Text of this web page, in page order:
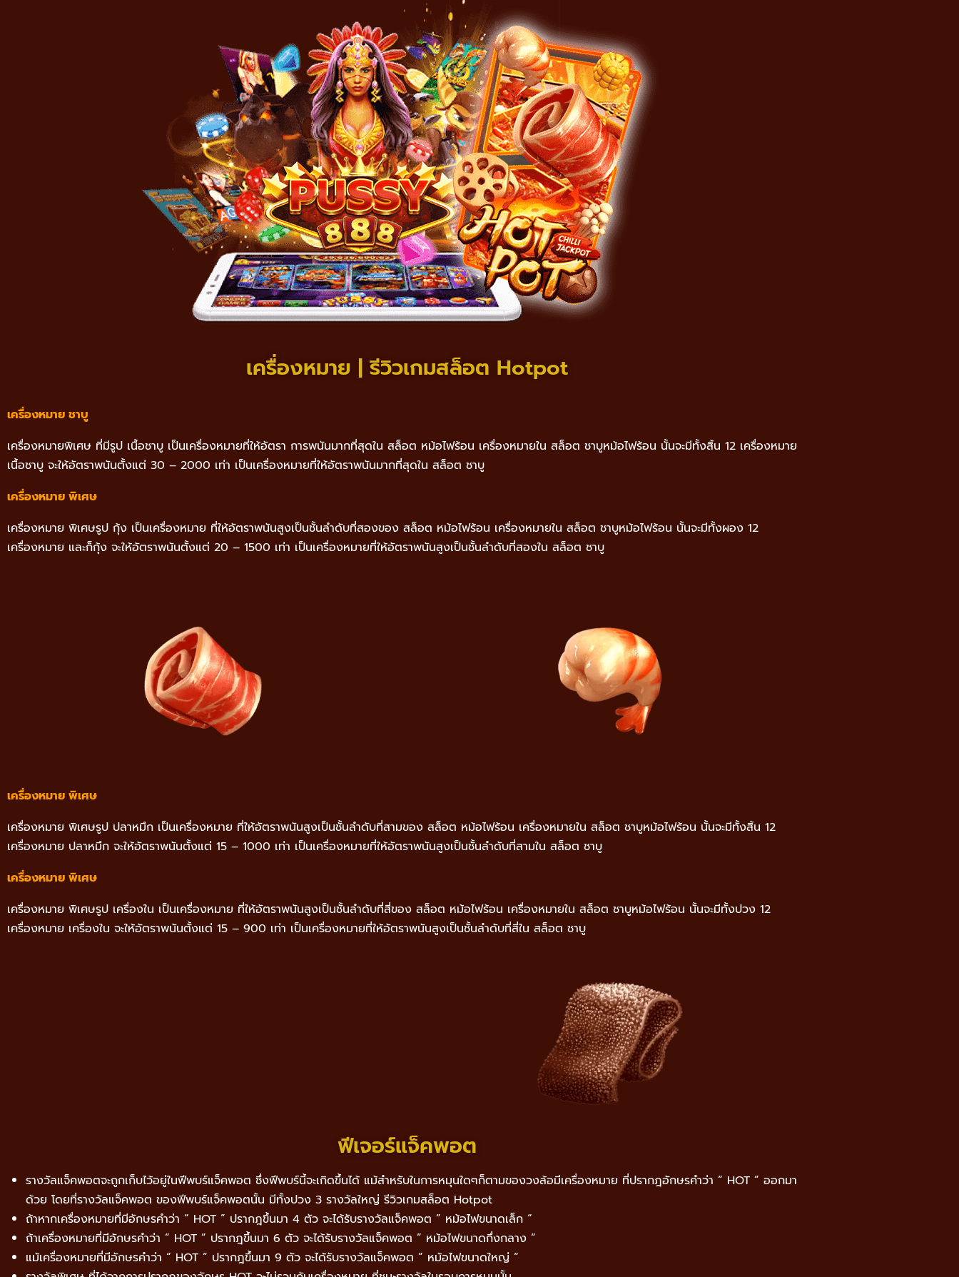
เครื่องหมาย | รีวิวเกมสล็อต Hotpot
เครื่องหมาย ชาบู
เครื่องหมายพิเศษ ที่มีรูป เนื้อชาบู เป็นเครื่องหมายที่ให้อัตรา การพนันมากที่สุดใน สล็อต หม้อไฟร้อน เครื่องหมายใน สล็อต ชาบูหม้อไฟร้อน นั้นจะมีทั้งสิ้น 12 เครื่องหมาย
เนื้อชาบู จะให้อัตราพนันตั้งแต่ 30 – 2000 เท่า เป็นเครื่องหมายที่ให้อัตราพนันมากที่สุดใน สล็อต ชาบู
เครื่องหมาย พิเศษ
เครื่องหมาย พิเศษรูป กุ้ง เป็นเครื่องหมาย ที่ให้อัตราพนันสูงเป็นชั้นลำดับที่สองของ สล็อต หม้อไฟร้อน เครื่องหมายใน สล็อต ชาบูหม้อไฟร้อน นั้นจะมีทั้งผอง 12
เครื่องหมาย และก็กุ้ง จะให้อัตราพนันตั้งแต่ 20 – 1500 เท่า เป็นเครื่องหมายที่ให้อัตราพนันสูงเป็นชั้นลำดับที่สองใน สล็อต ชาบู
เครื่องหมาย พิเศษ
เครื่องหมาย พิเศษรูป ปลาหมึก เป็นเครื่องหมาย ที่ให้อัตราพนันสูงเป็นชั้นลำดับที่สามของ สล็อต หม้อไฟร้อน เครื่องหมายใน สล็อต ชาบูหม้อไฟร้อน นั้นจะมีทั้งสิ้น 12
เครื่องหมาย ปลาหมึก จะให้อัตราพนันตั้งแต่ 15 – 1000 เท่า เป็นเครื่องหมายที่ให้อัตราพนันสูงเป็นชั้นลำดับที่สามใน สล็อต ชาบู
เครื่องหมาย พิเศษ
เครื่องหมาย พิเศษรูป เครื่องใน เป็นเครื่องหมาย ที่ให้อัตราพนันสูงเป็นชั้นลำดับที่สี่ของ สล็อต หม้อไฟร้อน เครื่องหมายใน สล็อต ชาบูหม้อไฟร้อน นั้นจะมีทั้งปวง 12
เครื่องหมาย เครื่องใน จะให้อัตราพนันตั้งแต่ 15 – 900 เท่า เป็นเครื่องหมายที่ให้อัตราพนันสูงเป็นชั้นลำดับที่สี่ใน สล็อต ชาบู
ฟีเจอร์แจ็คพอต
รางวัลแจ็คพอตจะถูกเก็บไว้อยู่ในฟีพบร์แจ็คพอต ซึ่งฟีพบร์นี้จะเกิดขึ้นได้ แม้สำหรับในการหมุนใดๆก็ตามของวงล้อมีเครื่องหมาย ที่ปรากฎอักษรคำว่า “ HOT ” ออกมา
ด้วย โดยที่รางวัลแจ็คพอต ของฟีพบร์แจ็คพอตนั้น มีทั้งปวง 3 รางวัลใหญ่ รีวิวเกมสล็อต Hotpot
ถ้าหากเครื่องหมายที่มีอักษรคำว่า “ HOT ” ปรากฎขึ้นมา 4 ตัว จะได้รับรางวัลแจ็คพอต ” หม้อไฟขนาดเล็ก “
ถ้าเครื่องหมายที่มีอักษรคำว่า “ HOT ” ปรากฎขึ้นมา 6 ตัว จะได้รับรางวัลแจ็คพอต ” หม้อไฟขนาดกึ่งกลาง “
แม้เครื่องหมายที่มีอักษรคำว่า “ HOT ” ปรากฎขึ้นมา 9 ตัว จะได้รับรางวัลแจ็คพอต ” หม้อไฟขนาดใหญ่ “